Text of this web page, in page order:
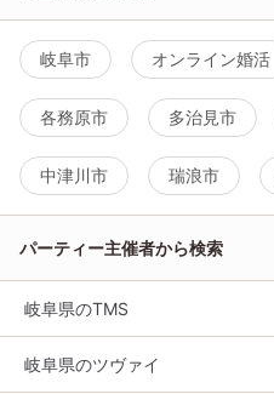
岐阜市 オンライン婚活
各務原市 多治見市
中津川市 瑞浪市
パーティー主催者から検索
岐阜県のTMS
岐阜県のツヴァイ